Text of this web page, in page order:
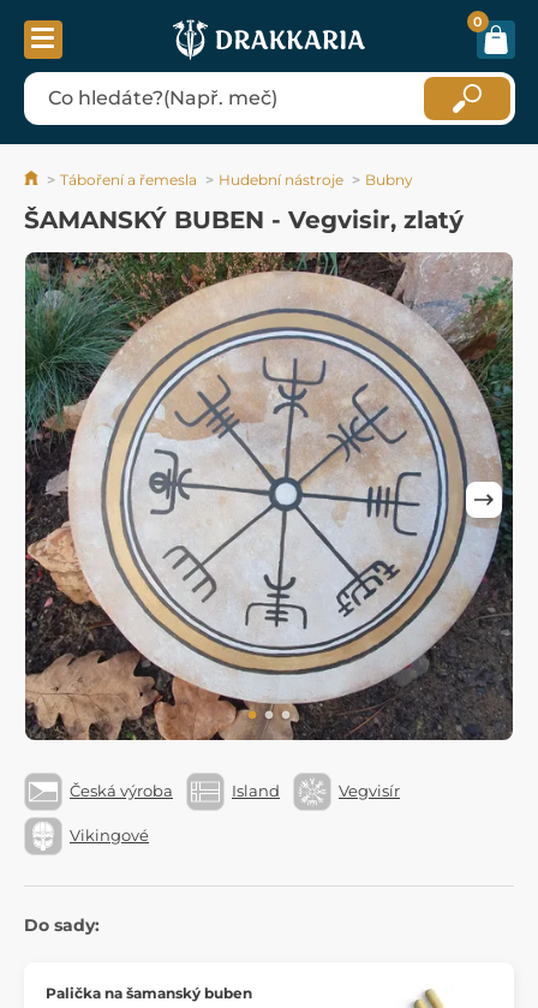
0
Táboření a řemesla Hudební nástroje Bubny
ŠAMANSKÝ BUBEN - Vegvisir, zlatý
Česká výroba Island Vegvisír
Vikingové
Do sady:
Palička na šamanský buben